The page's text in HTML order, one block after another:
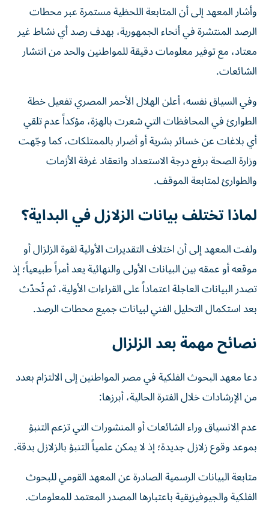
وأشار المعهد إلى أن المتابعة اللحظية مستمرة عبر محطات
الرصد المنتشرة في أنحاء الجمهورية، بهدف رصد أي نشاط غير
معتاد، مع توفير معلومات دقيقة للمواطنين والحد من انتشار
الشائعات.
وفي السياق نفسه، أعلن الهلال الأحمر المصري تفعيل خطة
الطوارئ في المحافظات التي شعرت بالهزة، مؤكداً عدم تلقي
أي بلاغات عن خسائر بشرية أو أضرار بالممتلكات، كما وجّهت
وزارة الصحة برفع درجة الاستعداد وانعقاد غرفة الأزمات
والطوارئ لمتابعة الموقف.
لماذا تختلف بيانات الزلازل في البداية؟
ولفت المعهد إلى أن اختلاف التقديرات الأولية لقوة الزلزال أو
موقعه أو عمقه بين البيانات الأولى والنهائية يعد أمراً طبيعياً؛ إذ
تصدر البيانات العاجلة اعتماداً على القراءات الأولية، ثم تُحدّث
بعد استكمال التحليل الفني لبيانات جميع محطات الرصد.
نصائح مهمة بعد الزلزال
دعا معهد البحوث الفلكية في مصر المواطنين إلى الالتزام بعدد
من الإرشادات خلال الفترة الحالية، أبرزها:
عدم الانسياق وراء الشائعات أو المنشورات التي تزعم التنبؤ
بموعد وقوع زلازل جديدة؛ إذ لا يمكن علمياً التنبؤ بالزلازل بدقة.
متابعة البيانات الرسمية الصادرة عن المعهد القومي للبحوث
الفلكية والجيوفيزيقية باعتبارها المصدر المعتمد للمعلومات.